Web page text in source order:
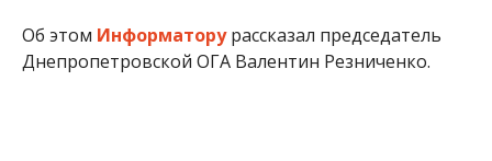
Об этом Информаторурассказал председатель
Днепропетровской ОГА Валентин Резниченко.